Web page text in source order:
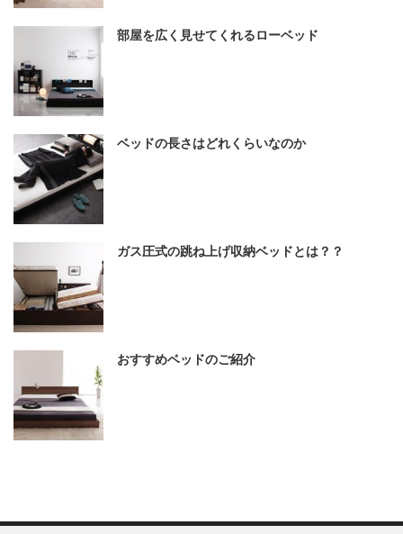
部屋を広く見せてくれるローベッド
ベッドの長さはどれくらいなのか
ガス圧式の跳ね上げ収納ベッドとは？？
おすすめベッドのご紹介